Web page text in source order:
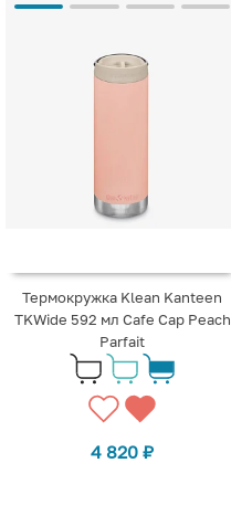
Термокружка Klean Kanteen
TKWide 592 мл Cafe Cap Peach
Parfait
4 820 ₽